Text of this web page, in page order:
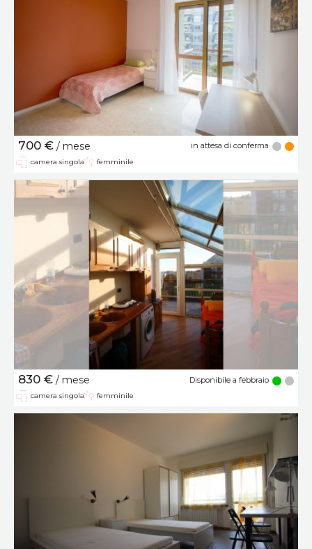
700 € / mese in attesa di conferma
camera singola femminile
830 € / mese Disponibile a febbraio
camera singola femminile